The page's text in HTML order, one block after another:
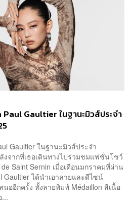
Paul Gaultier ในฐานะมิวส์ประจำ
Gaultier ในฐานะมิวส์ประจำ
งจากที่เธอเดินทางไปร่วมชมแฟชั่นโชว์
Saint Sernin เมื่อเดือนมกราคมที่ผ่าน
ได้นำเอาลายและดีไซน์
ออีกครั้ง ทั้งลายพิมพ์ Médaillon สีเนื้อ